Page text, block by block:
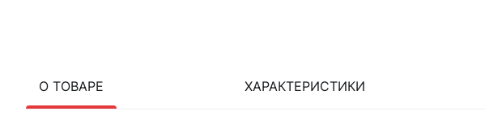
О ТОВАРЕ ХАРАКТЕРИСТИКИ